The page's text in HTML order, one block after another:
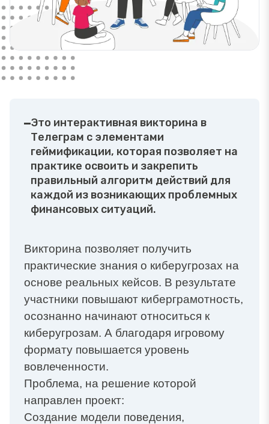
Это интерактивная викторина в
Телеграм с элементами
геймификации, которая позволяет на
практике освоить и закрепить
правильный алгоритм действий для
каждой из возникающих проблемных
финансовых ситуаций.
Викторина позволяет получить
практические знания о киберугрозах на
основе реальных кейсов. В результате
участники повышают киберграмотность,
осознанно начинают относиться к
киберугрозам. А благодаря игровому
формату повышается уровень
вовлеченности.
Проблема, на решение которой
направлен проект:
Создание модели поведения,